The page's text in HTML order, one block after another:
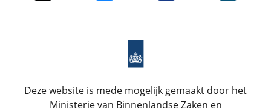
Deze website is mede mogelijk gemaakt door het
Ministerie van Binnenlandse Zaken en